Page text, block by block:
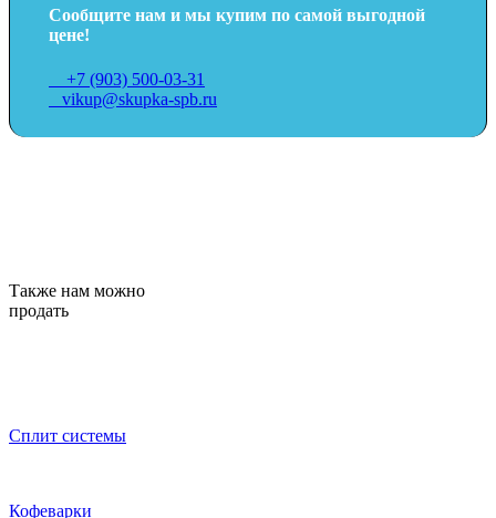
Сообщите нам и мы купим по самой выгодной
цене!
+7 (903) 500-03-31
vikup@skupka-spb.ru
Также нам можно
продать
Сплит системы
Кофеварки